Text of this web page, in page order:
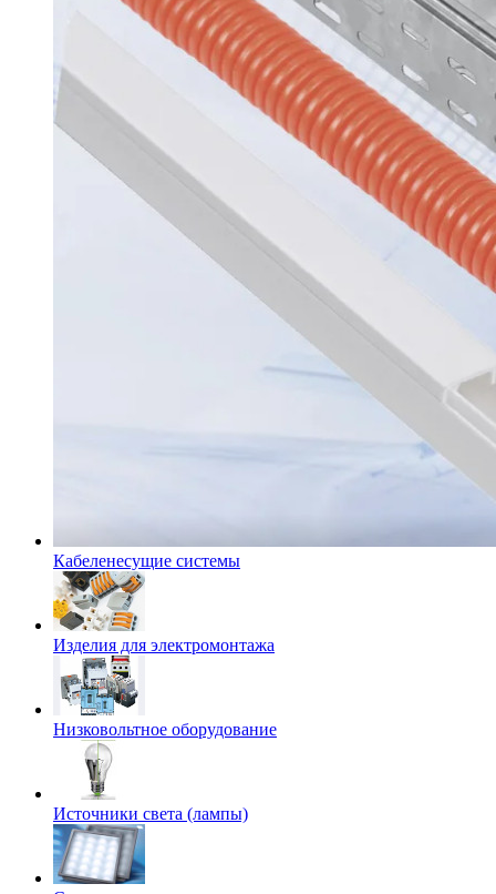
Кабеленесущие системы
Изделия для электромонтажа
Низковольтное оборудование
Источники света (лампы)